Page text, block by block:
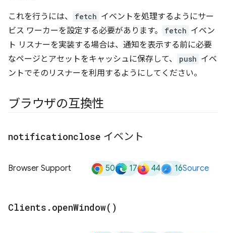
これを行うには、 fetch イベントを処理するようにサー
ビス ワーカーを設定する必要があります。
fetch イベン
ト リスナーを実装する場合は、通知を表示する前に必要
なページとアセットをキャッシュに保存して、
push イベ
ントでそのリスナーを利用するようにしてください。
ブラウザの互換性
notificationclose イベント
Browser Support 50 17 44 16Source
Clients . openWindow( )